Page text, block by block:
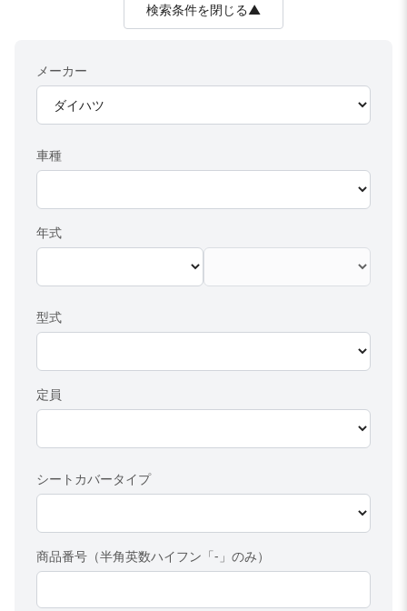
検索条件を閉じる▲
メーカー
車種
年式
型式
定員
シートカバータイプ
商品番号（半角英数ハイフン「-」のみ）